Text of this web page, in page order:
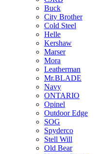
Buck
City Brother
Cold Steel
Helle
Kershaw
Marser
Mora
Leatherman
Mr.BLADE
Navy
ONTARIO
Opinel
Outdoor Edge
SOG
Spyderco
Stell Will
Old Bear